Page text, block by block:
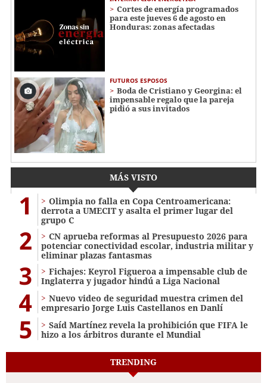
Cortes de energía programados
para este jueves 6 de agosto en
Honduras: zonas afectadas
FUTUROS ESPOSOS
Boda de Cristiano y Georgina: el
impensable regalo que la pareja
pidió a sus invitados
MÁS VISTO
1
Olimpia no falla en Copa Centroamericana:
derrota a UMECIT y asalta el primer lugar del
grupo C
2
CN aprueba reformas al Presupuesto 2026 para
potenciar conectividad escolar, industria militar y
eliminar plazas fantasmas
3
Fichajes: Keyrol Figueroa a impensable club de
Inglaterra y jugador hindú a Liga Nacional
4
Nuevo video de seguridad muestra crimen del
empresario Jorge Luis Castellanos en Danlí
5
Saíd Martínez revela la prohibición que FIFA le
hizo a los árbitros durante el Mundial
TRENDING